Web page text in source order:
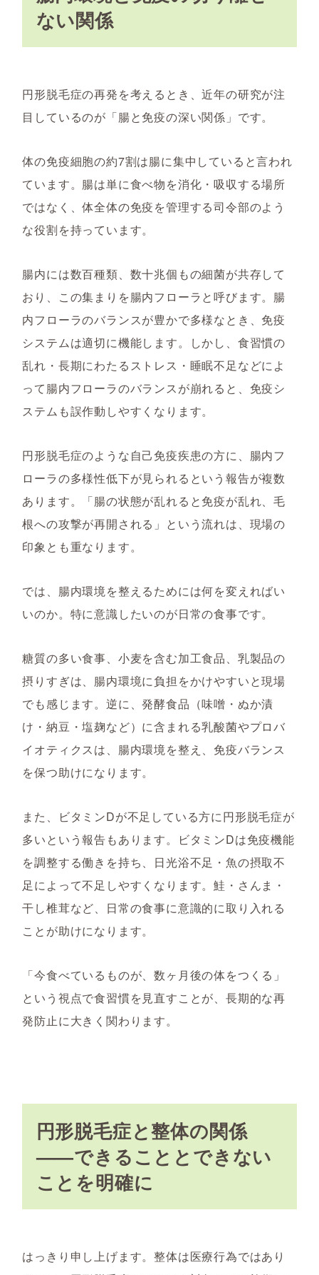
ない関係
円形脱毛症の再発を考えるとき、近年の研究が注
目しているのが「腸と免疫の深い関係」です。
体の免疫細胞の約7割は腸に集中していると言われ
ています。腸は単に食べ物を消化・吸収する場所
ではなく、体全体の免疫を管理する司令部のよう
な役割を持っています。
腸内には数百種類、数十兆個もの細菌が共存して
おり、この集まりを腸内フローラと呼びます。腸
内フローラのバランスが豊かで多様なとき、免疫
システムは適切に機能します。しかし、食習慣の
乱れ・長期にわたるストレス・睡眠不足などによ
って腸内フローラのバランスが崩れると、免疫シ
ステムも誤作動しやすくなります。
円形脱毛症のような自己免疫疾患の方に、腸内フ
ローラの多様性低下が見られるという報告が複数
あります。「腸の状態が乱れると免疫が乱れ、毛
根への攻撃が再開される」という流れは、現場の
印象とも重なります。
では、腸内環境を整えるためには何を変えればい
いのか。特に意識したいのが日常の食事です。
糖質の多い食事、小麦を含む加工食品、乳製品の
摂りすぎは、腸内環境に負担をかけやすいと現場
でも感じます。逆に、発酵食品（味噌・ぬか漬
け・納豆・塩麹など）に含まれる乳酸菌やプロバ
イオティクスは、腸内環境を整え、免疫バランス
を保つ助けになります。
また、ビタミンDが不足している方に円形脱毛症が
多いという報告もあります。ビタミンDは免疫機能
を調整する働きを持ち、日光浴不足・魚の摂取不
足によって不足しやすくなります。鮭・さんま・
干し椎茸など、日常の食事に意識的に取り入れる
ことが助けになります。
「今食べているものが、数ヶ月後の体をつくる」
という視点で食習慣を見直すことが、長期的な再
発防止に大きく関わります。
円形脱毛症と整体の関係
——できることとできない
ことを明確に
はっきり申し上げます。整体は医療行為ではあり